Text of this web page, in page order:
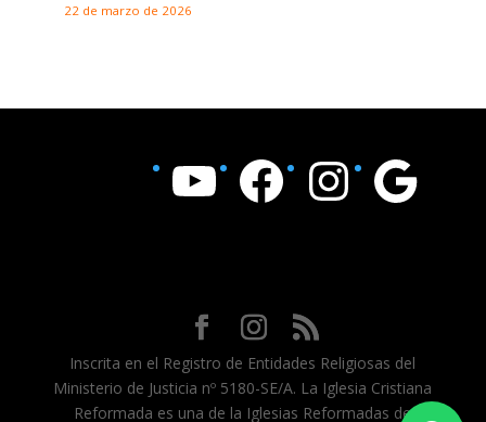
22 de marzo de 2026
YouTube Facebook Instagram Google
Inscrita en el Registro de Entidades Religiosas del
Ministerio de Justicia nº 5180-SE/A. La Iglesia Cristiana
Reformada es una de la Iglesias Reformadas de